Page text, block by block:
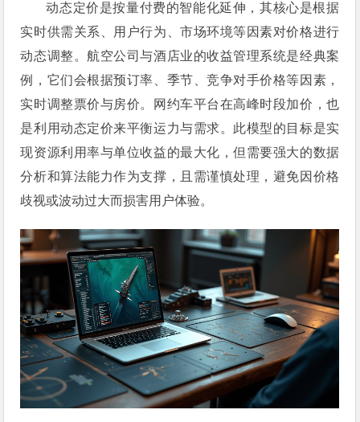
动态定价是按量付费的智能化延伸，其核心是根据
实时供需关系、用户行为、市场环境等因素对价格进行
动态调整。航空公司与酒店业的收益管理系统是经典案
例，它们会根据预订率、季节、竞争对手价格等因素，
实时调整票价与房价。网约车平台在高峰时段加价，也
是利用动态定价来平衡运力与需求。此模型的目标是实
现资源利用率与单位收益的最大化，但需要强大的数据
分析和算法能力作为支撑，且需谨慎处理，避免因价格
歧视或波动过大而损害用户体验。